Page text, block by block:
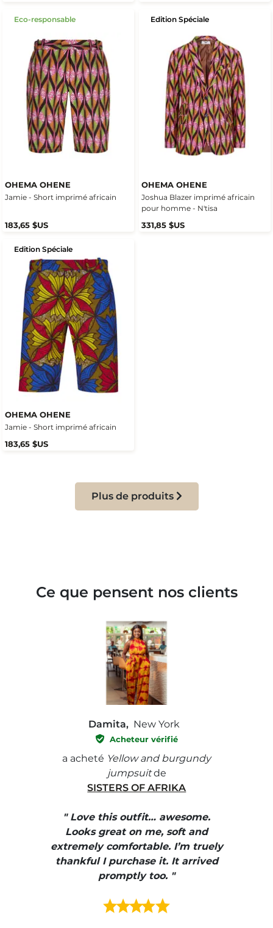
Eco-responsable
OHEMA OHENE
Jamie - Short imprimé africain
183,65 $US
Edition Spéciale
OHEMA OHENE
Joshua Blazer imprimé africain
pour homme - N'tisa
331,85 $US
Edition Spéciale
OHEMA OHENE
Jamie - Short imprimé africain
183,65 $US
Plus de produits
Ce que pensent nos clients
Damita, New York
Acheteur vérifié
a acheté Yellow and burgundy
jumpsuitde
SISTERS OF AFRIKA
" Love this outfit… awesome.
Looks great on me, soft and
extremely comfortable. I’m truely
thankful I purchase it. It arrived
promptly too. "